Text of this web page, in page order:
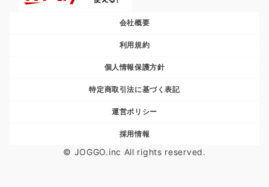
会社概要
利用規約
個人情報保護方針
特定商取引法に基づく表記
運営ポリシー
採用情報
© JOGGO.inc All rights reserved.